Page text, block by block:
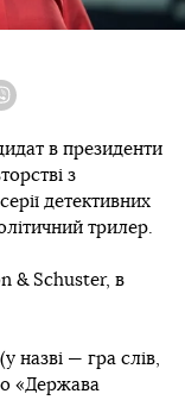
в президенти
з
детективних
трилер.
& Schuster, в
назві — гра слів,
«Держава